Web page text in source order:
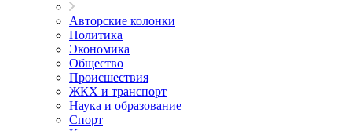
Авторские колонки
Политика
Экономика
Общество
Происшествия
ЖКХ и транспорт
Наука и образование
Спорт